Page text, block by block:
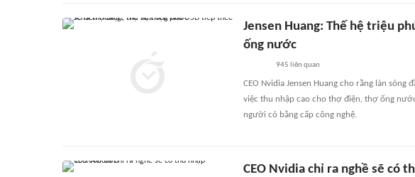
Jensen Huang: Thế hệ triệu
ống nước
945 liên quan
CEO Nvidia Jensen Huang cho rằng làn
việc thu nhập cao cho thợ điện, thợ ống
người có bằng cấp công nghệ.
CEO Nvidia chỉ ra nghề sẽ có